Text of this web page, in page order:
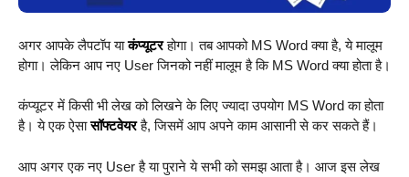
अगर आपके लैपटॉप याकंप्यूटर होगा। तब आपको MS Word क्या है, ये मालूम
होगा। लेकिन आप नए User जिनको नहीं मालूम है कि MS Word क्या होता है।
कंप्यूटर में किसी भी लेख को लिखने के लिए ज्यादा उपयोग MS Word का होता
है। ये एक ऐसासॉफ्टवेयरहै, जिसमें आप अपने काम आसानी से कर सकते हैं।
आप अगर एक नए User है या पुराने ये सभी को समझ आता है। आज इस लेख